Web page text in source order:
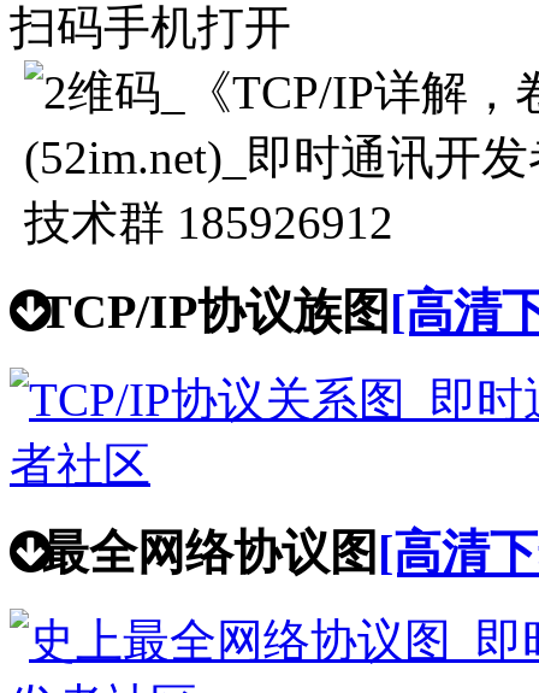
扫码手机打开
技术群 185926912
TCP/IP协议族图 [高清
最全网络协议图 [高清